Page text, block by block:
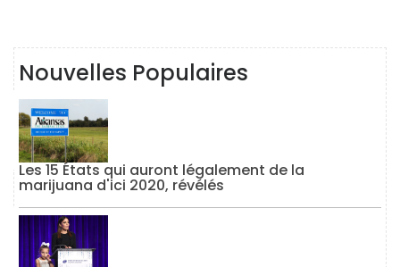
Nouvelles Populaires
Les 15 États qui auront légalement de la
marijuana d'ici 2020, révélés